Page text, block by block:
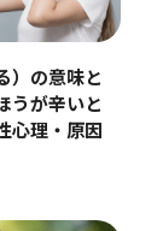
）の意味と
うが辛いと
心理・原因